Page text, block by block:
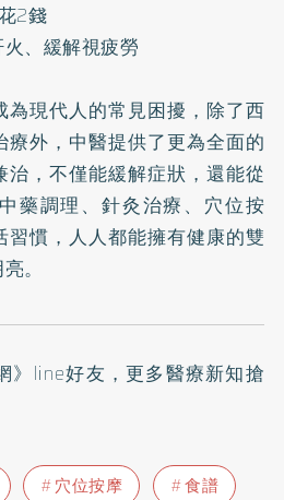
2錢
、緩解視疲勞
為現代人的常見困擾，除了西
療外，中醫提供了更為全面的
治，不僅能緩解症狀，還能從
藥調理、針灸治療、穴位按
習慣，人人都能擁有健康的雙
。
》line好友 ，更多醫療新知搶
穴位按摩
食譜